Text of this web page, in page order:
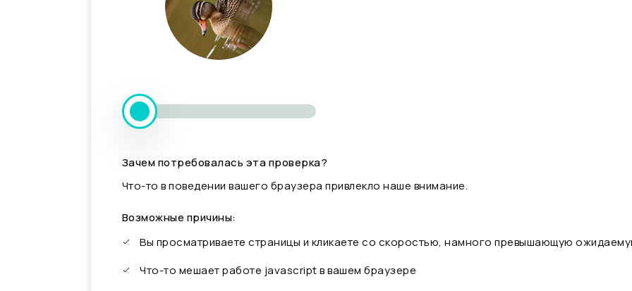
Зачем потребовалась эта проверка?
Что-то в поведении вашего браузера привлекло наше внимание.
Возможные причины:
Вы просматриваете страницы и кликаете со скоростью, намного превышающую
Что-то мешает работе javascript в вашем браузере